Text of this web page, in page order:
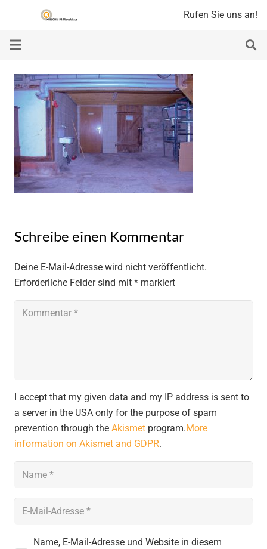
Rufen Sie uns an!
Schreibe einen Kommentar
Deine E-Mail-Adresse wird nicht veröffentlicht.
Erforderliche Felder sind mit * markiert
I accept that my given data and my IP address is sent to
a server in the USA only for the purpose of spam
prevention through the Akismet program.More
information on Akismet and GDPR.
Name, E-Mail-Adresse und Website in diesem